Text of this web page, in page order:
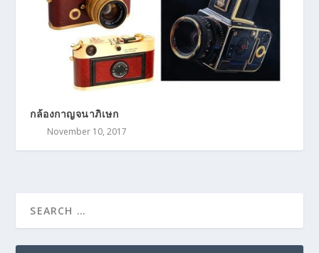
กล้องกาญจนาภิเษก
November 10, 2017